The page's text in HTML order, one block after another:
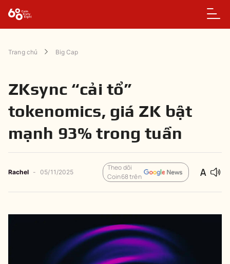
Trang chủ Big Cap
ZKsync “cải tổ”
tokenomics, giá ZK bật
mạnh 93% trong tuần
Rachel - 05/11/2025
Theo dõi
Coin68 trên